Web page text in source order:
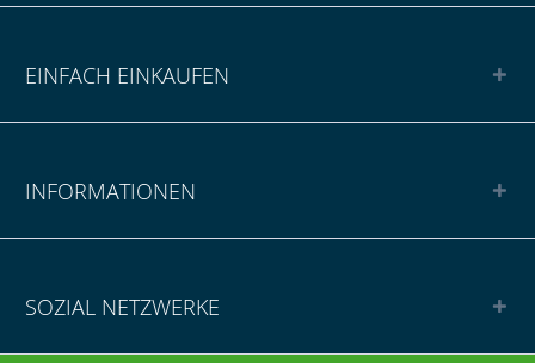
EINFACH EINKAUFEN
INFORMATIONEN
SOZIAL NETZWERKE